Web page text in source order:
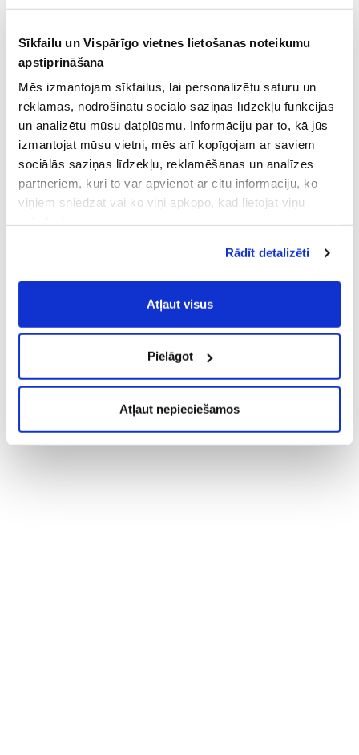
Sīkfailu un Vispārīgo vietnes lietošanas noteikumu
apstiprināšana
Mēs izmantojam sīkfailus, lai personalizētu saturu un
reklāmas, nodrošinātu sociālo saziņas līdzekļu funkcijas
un analizētu mūsu datplūsmu. Informāciju par to, kā jūs
izmantojat mūsu vietni, mēs arī kopīgojam ar saviem
sociālās saziņas līdzekļu, reklamēšanas un analīzes
partneriem, kuri to var apvienot ar citu informāciju, ko
viņiem sniedzat vai ko viņi apkopo, kad lietojat viņu
Vispārīgiem vietnes lietošanas
noteikumiem(saīsināti - VVLN).
Rādīt detalizēti
Atļaut visus
Pielāgot
Atļaut nepieciešamos